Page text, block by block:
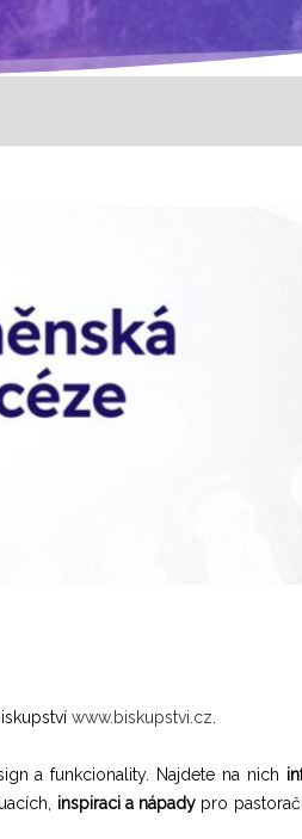
www.biskupstvi.cz.
a funkcionality. Najdete na nich
inspiraci a nápady pro